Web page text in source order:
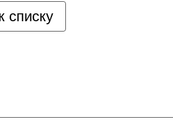
списку